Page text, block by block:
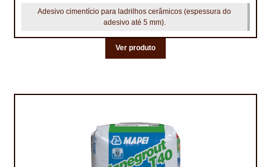
Adesivo cimentício para ladrilhos cerâmicos (espessura do
adesivo até 5 mm).
Ver produto